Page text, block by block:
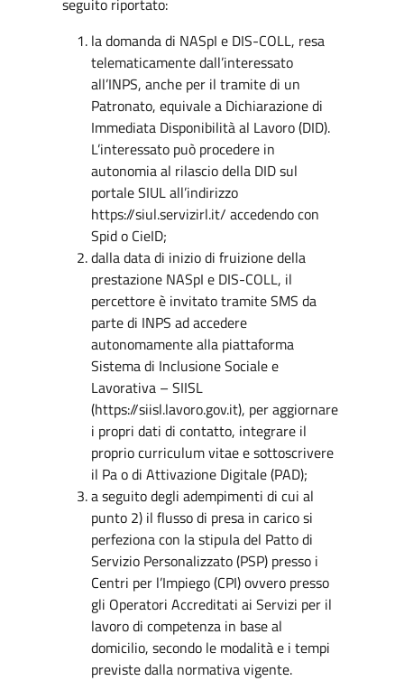
seguito riportato:
la domanda di NASpI e DIS-COLL, resa
telematicamente dall’interessato
all’INPS, anche per il tramite di un
Patronato, equivale a Dichiarazione di
Immediata Disponibilità al Lavoro (DID).
L’interessato può procedere in
autonomia al rilascio della DID sul
portale SIUL all’indirizzo
https://siul.servizirl.it/ accedendo con
Spid o CieID;
dalla data di inizio di fruizione della
prestazione NASpI e DIS-COLL, il
percettore è invitato tramite SMS da
parte di INPS ad accedere
autonomamente alla piattaforma
Sistema di Inclusione Sociale e
Lavorativa – SIISL
(https://siisl.lavoro.gov.it), per aggiornare
i propri dati di contatto, integrare il
proprio curriculum vitae e sottoscrivere
il Pa o di Attivazione Digitale (PAD);
a seguito degli adempimenti di cui al
punto 2) il flusso di presa in carico si
perfeziona con la stipula del Patto di
Servizio Personalizzato (PSP) presso i
Centri per l’Impiego (CPI) ovvero presso
gli Operatori Accreditati ai Servizi per il
lavoro di competenza in base al
domicilio, secondo le modalità e i tempi
previste dalla normativa vigente.